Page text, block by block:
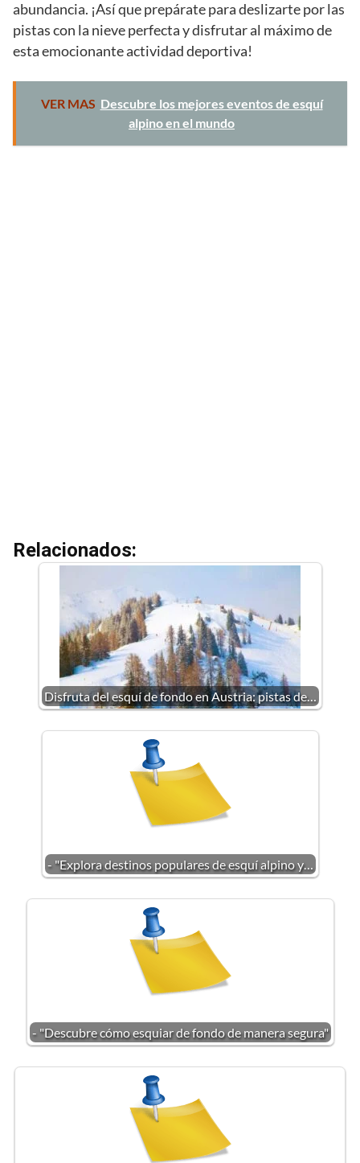
abundancia. ¡Así que prepárate para deslizarte por las
pistas con la nieve perfecta y disfrutar al máximo de
esta emocionante actividad deportiva!
VER MAS Descubre los mejores eventos de esquí
alpino en el mundo
Relacionados:
Disfruta del esquí de fondo en Austria: pistas de…
- "Explora destinos populares de esquí alpino y…
- "Descubre cómo esquiar de fondo de manera segura"